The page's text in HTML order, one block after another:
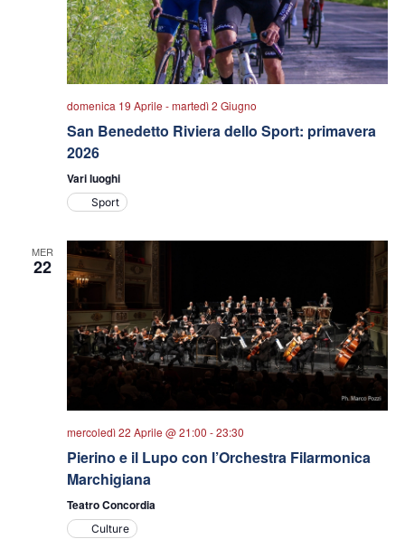
domenica 19 Aprile -martedì 2 Giugno
San Benedetto Riviera dello Sport: primavera
2026
Vari luoghi
Sport
MER
22
mercoledì 22 Aprile @ 21:00 -23:30
Pierino e il Lupo con l’Orchestra Filarmonica
Marchigiana
Teatro Concordia
Culture